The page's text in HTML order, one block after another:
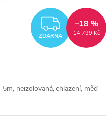
ZDARMA 14 799 Kč
–18 %
neizolovaná, chlazení, měď